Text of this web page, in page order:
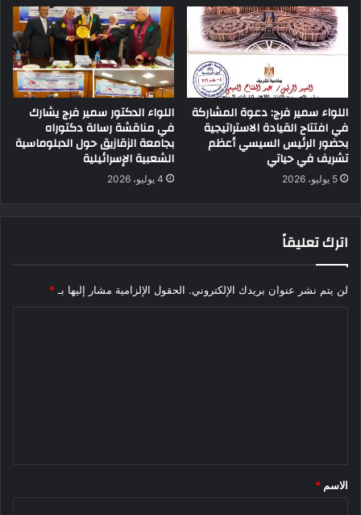
اللواء سمير فرج: دعوة المشاركة
في افتتاح القيادة الاستراتيجية
بحضور الرئيس السيسي أعظم
تشريف في حياتي
5 يوليو، 2026
اللواء الدكتور سمير فرج يشارك
في مناقشة رسالة دكتوراه
بجامعة الزقازيق حول الدبلوماسية
الشعبية الإسرائيلية
4 يوليو، 2026
اترك تعليقاً
لن يتم نشر عنوان بريدك الإلكتروني. الحقول الإلزامية مشار إليها بـ *
*
الاسم *